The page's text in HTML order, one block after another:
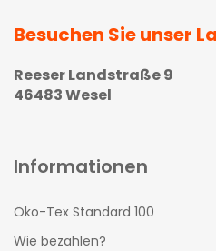
Besuchen Sie unser
Reeser Landstraße 9
46483 Wesel
Informationen
Öko-Tex Standard 100
Wie bezahlen?